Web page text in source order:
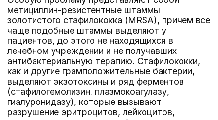
метициллин-резистентные штаммы
золотистого стафилококка (MRSA), причем все
чаще подобные штаммы выделяют у
пациентов, до этого не находящихся в
лечебном учреждении и не получавших
антибактериальную терапию. Стафилококки,
как и другие грамположительные бактерии,
выделяют экзотоксины и ряд ферментов
(стафилогемолизин, плазмокоагулазу,
гиалуронидазу), которые вызывают
разрушение эритроцитов, лейкоцитов,